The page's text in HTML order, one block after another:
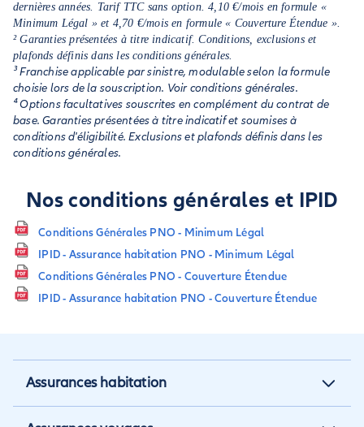
dernières années. Tarif TTC sans option. 4,10 €/mois en formule «
Minimum Légal » et 4,70 €/mois en formule « Couverture Étendue ».
² Garanties présentées à titre indicatif. Conditions, exclusions et
plafonds définis dans les conditions générales.
³ Franchise applicable par sinistre, modulable selon la formule
choisie lors de la souscription. Voir conditions générales.
⁴ Options facultatives souscrites en complément du contrat de
base. Garanties présentées à titre indicatif et soumises à
conditions d'éligibilité. Exclusions et plafonds définis dans les
conditions générales.
Nos conditions générales et IPID
Conditions Générales PNO - Minimum Légal
IPID - Assurance habitation PNO - Minimum Légal
Conditions Générales PNO - Couverture Étendue
IPID - Assurance habitation PNO - Couverture Étendue
Assurances habitation
Assurance habitation